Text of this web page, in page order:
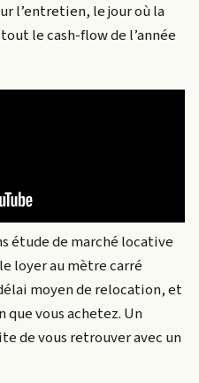
l’entretien, le jour où la
le cash-flow de l’année
étude de marché locative
loyer au mètre carré
moyen de relocation, et
que vous achetez. Un
de vous retrouver avec un